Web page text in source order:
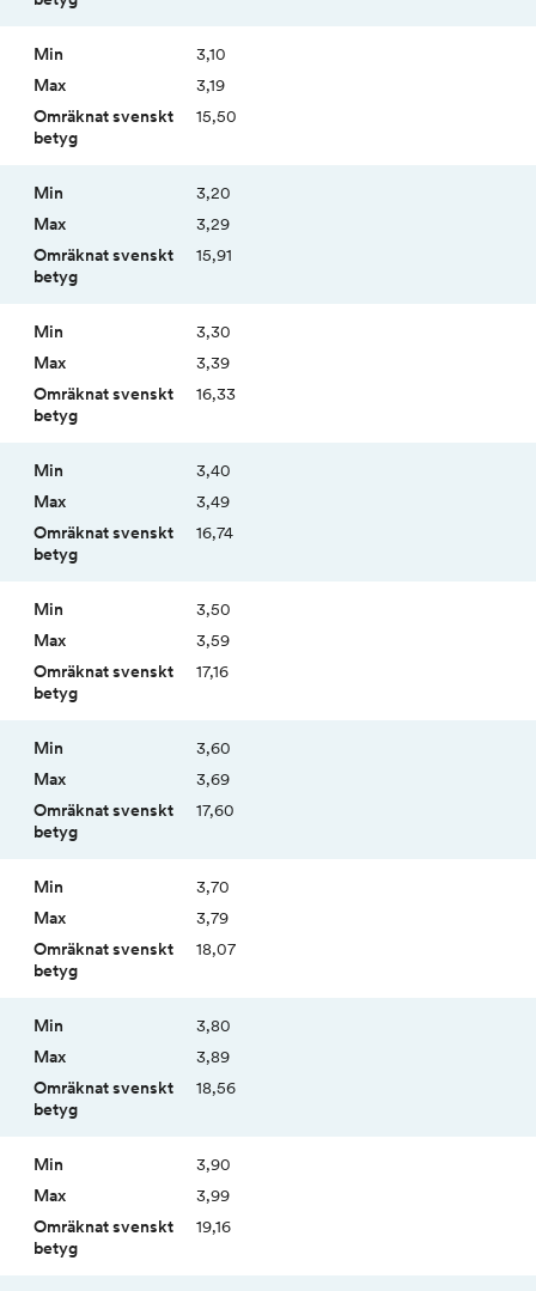
3,10
3,19
15,50
3,20
3,29
15,91
3,30
3,39
16,33
3,40
3,49
16,74
3,50
3,59
17,16
3,60
3,69
17,60
3,70
3,79
18,07
3,80
3,89
18,56
3,90
3,99
19,16